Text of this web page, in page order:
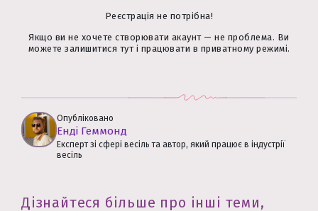
Реєстрація не потрібна!
Якщо ви не хочете створювати акаунт — не проблема. Ви
можете залишитися тут і працювати в приватному режимі.
Опубліковано
Енді Геммонд
Експерт зі сфері весіль та автор, який працює в індустрії
весіль
Дізнайтеся більше про інші теми,